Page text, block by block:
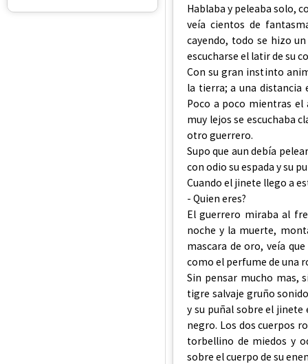
Hablaba y peleaba solo,
veía cientos de
cayendo, todo se hizo
escucharse el latir de su
Con su gran instinto
la tierra; a una distancia
Poco a poco mientras el
muy lejos se escuchaba
otro guerrero.
Supo que aun debía
con odio su espada y su
Cuando el jinete llego a
- Quien eres?
El guerrero miraba al
noche y la muerte,
mascara de oro, veía
como el perfume de una
Sin pensar mucho mas,
tigre salvaje gruño
y su puñal sobre el jinete
negro. Los dos cuerpos
torbellino de miedos y
sobre el cuerpo de su